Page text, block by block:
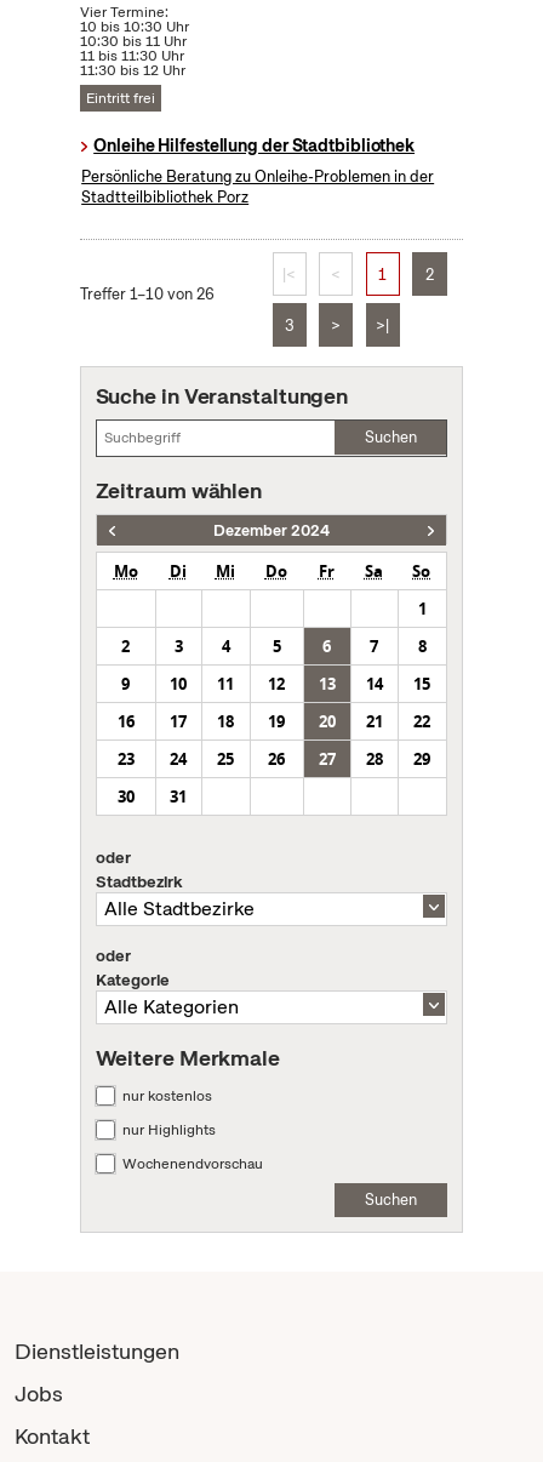
Vier Termine:
10 bis 10:30 Uhr
10:30 bis 11 Uhr
11 bis 11:30 Uhr
11:30 bis 12 Uhr
Eintritt frei
Onleihe Hilfestellung der Stadtbibliothek
Persönliche Beratung zu Onleihe-Problemen in der
Stadtteilbibliothek Porz
Treffer 1–10 von 26
|< < 1 2
3 > >|
Suche in Veranstaltungen
Suchen
Zeitraum wählen
Dezember 2024
Mo Di Mi Do Fr Sa
So
1
2
3 4 5 6 7
8
9
10 11 12 13 14
15
16
17 18 19 20 21
22
23
24 25 26 27 28
29
30
31
oder
Stadtbezirk
oder
Kategorie
Weitere Merkmale
nur kostenlos
nur Highlights
Wochenendvorschau
Suchen
Dienstleistungen
Jobs
Kontakt